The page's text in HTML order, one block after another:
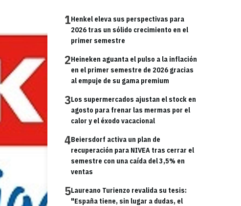
1Henkel eleva sus perspectivas para
2026 tras un sólido crecimiento en el
primer semestre
2Heineken aguanta el pulso a la inflación
en el primer semestre de 2026 gracias
al empuje de su gama premium
3Los supermercados ajustan el stock en
agosto para frenar las mermas por el
calor y el éxodo vacacional
4Beiersdorf activa un plan de
recuperación para NIVEA tras cerrar el
semestre con una caída del 3,5% en
ventas
5Laureano Turienzo revalida su tesis:
"España tiene, sin lugar a dudas, el